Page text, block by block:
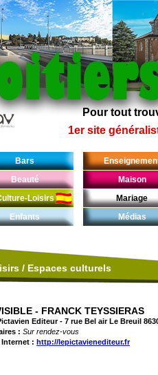
Pour tout
1er site
Bars
Beauté
Loisirs
Enfants
Maison
Mariage
Médias
/ Espaces culturels
- FRANCK TEYSSIERAS
Editeur - 7 rue Bel air Le Breuil
: Sur rendez-vous
Internet : http://lepictavienediteur.fr